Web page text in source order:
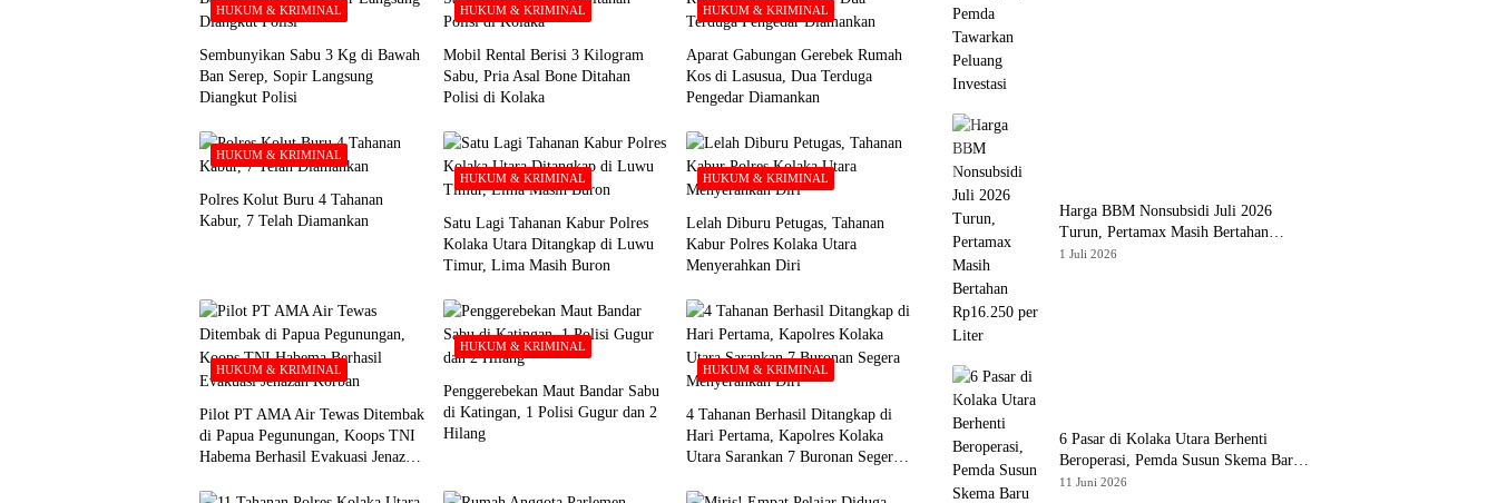
HUKUM & KRIMINAL
Sembunyikan Sabu 3 Kg di Bawah
Ban Serep, Sopir Langsung
Diangkut Polisi
HUKUM & KRIMINAL
Mobil Rental Berisi 3 Kilogram
Sabu, Pria Asal Bone Ditahan
Polisi di Kolaka
HUKUM & KRIMINAL
Aparat Gabungan Gerebek Rumah
Kos di Lasusua, Dua Terduga
Pengedar Diamankan
HUKUM & KRIMINAL
Polres Kolut Buru 4 Tahanan
Kabur, 7 Telah Diamankan
HUKUM & KRIMINAL
Satu Lagi Tahanan Kabur Polres
Kolaka Utara Ditangkap di Luwu
Timur, Lima Masih Buron
HUKUM & KRIMINAL
Lelah Diburu Petugas, Tahanan
Kabur Polres Kolaka Utara
Menyerahkan Diri
HUKUM & KRIMINAL
Pilot PT AMA Air Tewas Ditembak
di Papua Pegunungan, Koops TNI
Habema Berhasil Evakuasi Jenazah
HUKUM & KRIMINAL
Penggerebekan Maut Bandar Sabu
di Katingan, 1 Polisi Gugur dan 2
Hilang
HUKUM & KRIMINAL
4 Tahanan Berhasil Ditangkap di
Hari Pertama, Kapolres Kolaka
Utara Sarankan 7 Buronan Segera
Harga BBM Nonsubsidi Juli 2026
Turun, Pertamax Masih Bertahan
Rp16.250 per Liter
1 Juli 2026
6 Pasar di Kolaka Utara Berhenti
Beroperasi, Pemda Susun Skema Baru
Pulihkan Perdagangan
11 Juni 2026